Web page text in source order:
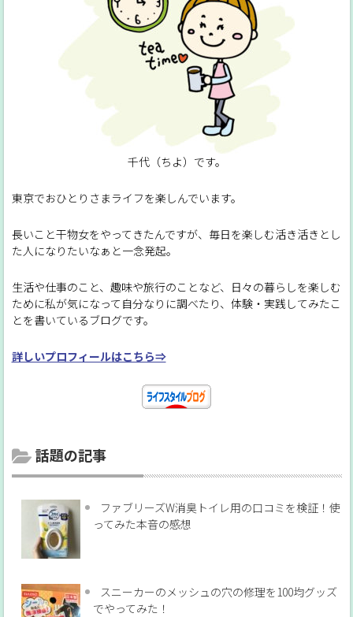
千代（ちよ）です。
東京でおひとりさまライフを楽しんでいます。
長いこと干物女をやってきたんですが、毎日を楽しむ活き活きとし
た人になりたいなぁと一念発起。
生活や仕事のこと、趣味や旅行のことなど、日々の暮らしを楽しむ
ために私が気になって自分なりに調べたり、体験・実践してみたこ
とを書いているブログです。
詳しいプロフィールはこちら⇒
話題の記事
ファブリーズW消臭トイレ用の口コミを検証！使
ってみた本音の感想
スニーカーのメッシュの穴の修理を100均グッズ
でやってみた！